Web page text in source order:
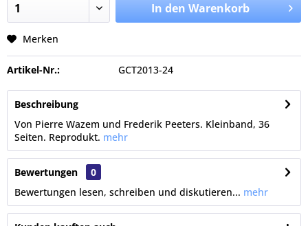
In den Warenkorb
Merken
Artikel-Nr.: GCT2013-24
Beschreibung
Von Pierre Wazem und Frederik Peeters. Kleinband, 36
Seiten. Reprodukt. mehr
Bewertungen
0
Bewertungen lesen, schreiben und diskutieren... mehr